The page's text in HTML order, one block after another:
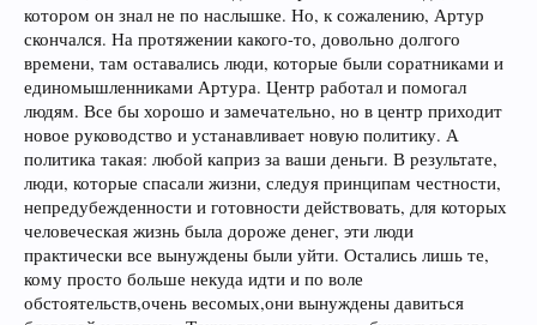
котором он знал не по наслышке. Но, к сожалению, Артур
скончался. На протяжении какого-то, довольно долгого
времени, там оставались люди, которые были соратниками и
единомышленниками Артура. Центр работал и помогал
людям. Все бы хорошо и замечательно, но в центр приходит
новое руководство и устанавливает новую политику. А
политика такая: любой каприз за ваши деньги. В результате,
люди, которые спасали жизни, следуя принципам честности,
непредубежденности и готовности действовать, для которых
человеческая жизнь была дороже денег, эти люди
практически все вынуждены были уйти. Остались лишь те,
кому просто больше некуда идти и по воле
обстоятельств,очень весомых,они вынуждены давиться